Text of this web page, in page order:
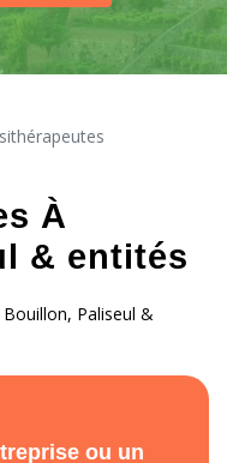
À
& entités
Paliseul &
ou un